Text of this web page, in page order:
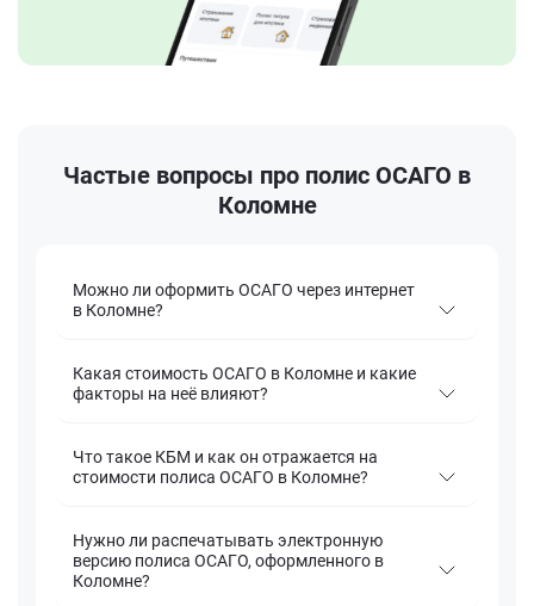
Частые вопросы про полис ОСАГО в
Коломне
Можно ли оформить ОСАГО через интернет
в Коломне?
Какая стоимость ОСАГО в Коломне и какие
факторы на неё влияют?
Что такое КБМ и как он отражается на
стоимости полиса ОСАГО в Коломне?
Нужно ли распечатывать электронную
версию полиса ОСАГО, оформленного в
Коломне?